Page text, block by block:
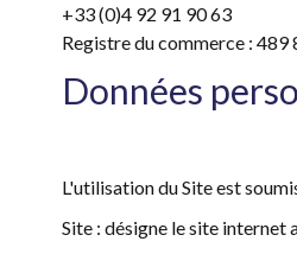
+33 (0)4 92 91 90 63
Registre du commerce : 489
Données
L'utilisation du Site est
Site : désigne le site internet